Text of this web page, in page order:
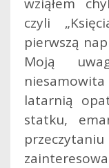
czyli
pierwszą
Moją
latarnią
statku,